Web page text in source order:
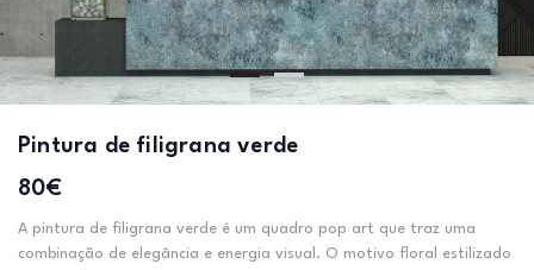
Pintura de filigrana verde
80€
A pintura de filigrana verde é um quadro pop art que traz uma
combinação de elegância e energia visual. O motivo floral estilizado